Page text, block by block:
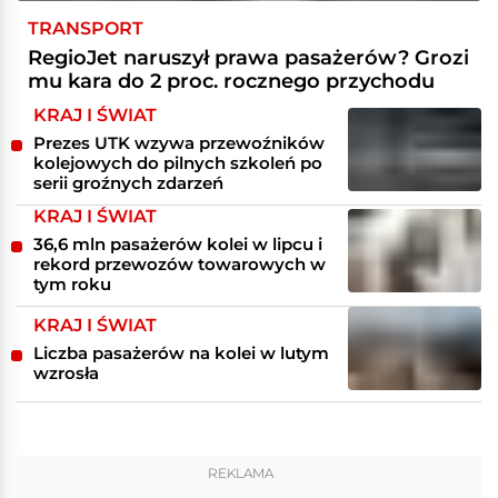
TRANSPORT
RegioJet naruszył prawa pasażerów? Grozi
mu kara do 2 proc. rocznego przychodu
KRAJ I ŚWIAT
Prezes UTK wzywa przewoźników
kolejowych do pilnych szkoleń po
serii groźnych zdarzeń
KRAJ I ŚWIAT
36,6 mln pasażerów kolei w lipcu i
rekord przewozów towarowych w
tym roku
KRAJ I ŚWIAT
Liczba pasażerów na kolei w lutym
wzrosła
REKLAMA